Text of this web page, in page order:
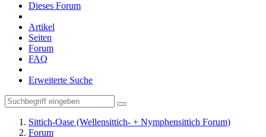
Dieses Forum
Artikel
Seiten
Forum
FAQ
Erweiterte Suche
Sittich-Oase (Wellensittich- + Nymphensittich Forum)
Forum